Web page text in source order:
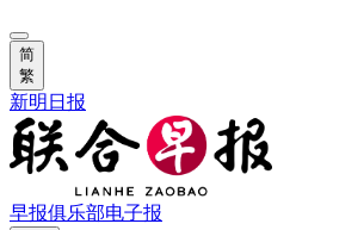
简
繁
新明日报
早报俱乐部电子报